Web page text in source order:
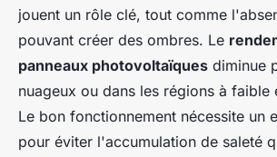
jouent un rôle clé, tout comme
pouvant créer des ombres. Le
panneaux photovoltaïques diminue
nuageux ou dans les régions à faible
Le bon fonctionnement nécessite un
pour éviter l'accumulation de saleté